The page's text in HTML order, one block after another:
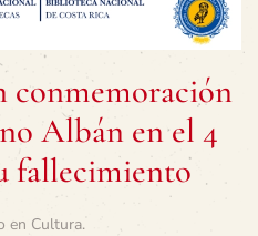
conmemoración
Albán en el 4
fallecimiento
en Cultura.